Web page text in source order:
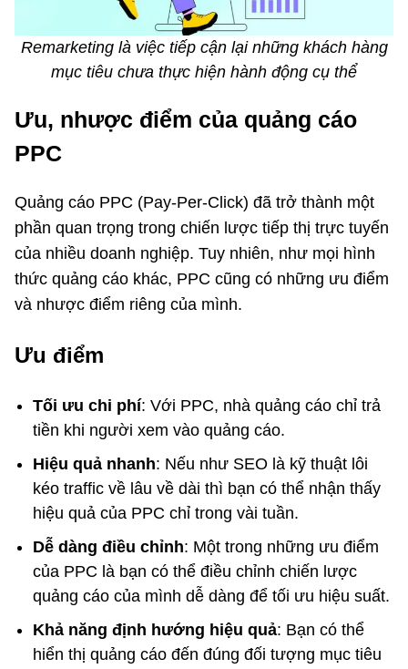
Remarketing là việc tiếp cận lại những khách hàng
mục tiêu chưa thực hiện hành động cụ thể
Ưu, nhược điểm của quảng cáo
PPC
Quảng cáo PPC (Pay-Per-Click) đã trở thành một
phần quan trọng trong chiến lược tiếp thị trực tuyến
của nhiều doanh nghiệp. Tuy nhiên, như mọi hình
thức quảng cáo khác, PPC cũng có những ưu điểm
và nhược điểm riêng của mình.
Ưu điểm
Tối ưu chi phí: Với PPC, nhà quảng cáo chỉ trả
tiền khi người xem vào quảng cáo.
Hiệu quả nhanh: Nếu như SEO là kỹ thuật lôi
kéo traffic về lâu về dài thì bạn có thể nhận thấy
hiệu quả của PPC chỉ trong vài tuần.
Dễ dàng điều chỉnh: Một trong những ưu điểm
của PPC là bạn có thể điều chỉnh chiến lược
quảng cáo của mình dễ dàng để tối ưu hiệu suất.
Khả năng định hướng hiệu quả: Bạn có thể
hiển thị quảng cáo đến đúng đối tượng mục tiêu